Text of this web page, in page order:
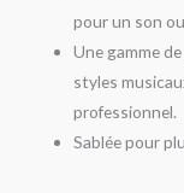
pour un son
Une gamme
styles
professionnel.
Sablée pour